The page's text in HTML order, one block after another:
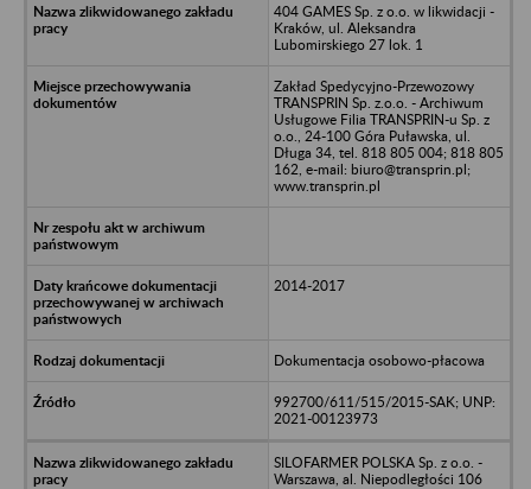
404 GAMES Sp. z o.o. w likwidacji -
Kraków, ul. Aleksandra
Lubomirskiego 27 lok. 1
Zakład Spedycyjno-Przewozowy
TRANSPRIN Sp. z.o.o. - Archiwum
Usługowe Filia TRANSPRIN-u Sp. z
o.o., 24-100 Góra Puławska, ul.
Długa 34, tel. 818 805 004; 818 805
162, e-mail: biuro@transprin.pl;
www.transprin.pl
2014-2017
Dokumentacja osobowo-płacowa
992700/611/515/2015-SAK; UNP:
2021-00123973
SILOFARMER POLSKA Sp. z o.o. -
Warszawa, al. Niepodległości 106